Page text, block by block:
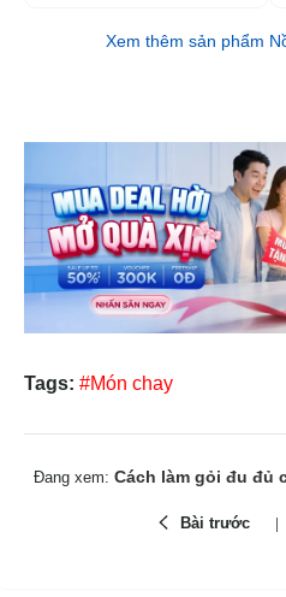
Xem thêm sản phẩm
Tags: #Món chay
Đang xem: Cách làm gỏi đu đủ chay
Bài trước